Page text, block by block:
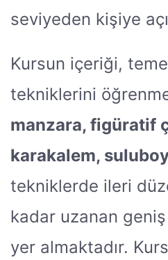
seviyeden kişiye
Kursun içeriği,
tekniklerini
manzara, figüratif
karakalem,
tekniklerde ileri
kadar uzanan
yer almaktadır.